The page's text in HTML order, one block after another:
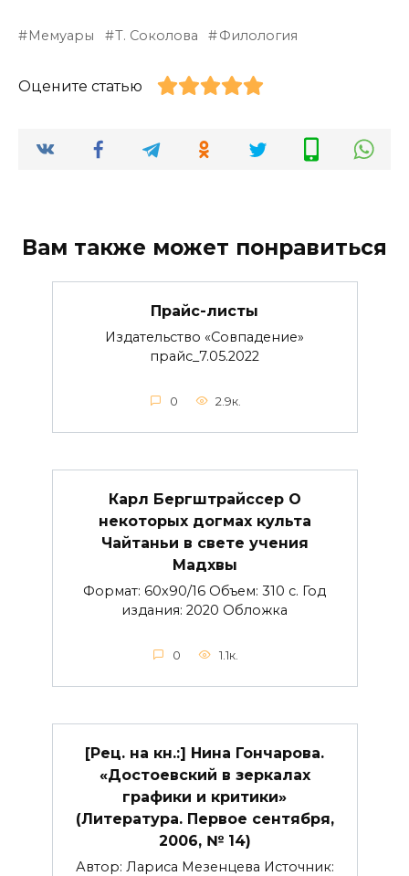
Мемуары Т. Соколова Филология
Оцените статью
Вам также может понравиться
Прайс-листы
Издательство «Совпадение»
прайс_7.05.2022
0 2.9к.
Карл Бергштрайссер О
некоторых догмах культа
Чайтаньи в свете учения
Мадхвы
Формат: 60х90/16 Объем: 310 с. Год
издания: 2020 Обложка
0 1.1к.
[Рец. на кн.:] Нина Гончарова.
«Достоевский в зеркалах
графики и критики»
(Литература. Первое сентября,
2006, № 14)
Автор: Лариса Мезенцева Источник: